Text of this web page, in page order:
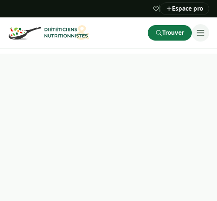
Espace pro
Trouver